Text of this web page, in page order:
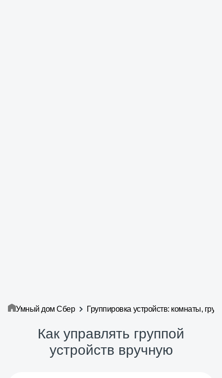
Умный дом Сбер Группировка устройств: комнаты,
Как управлять группой
устройств вручную